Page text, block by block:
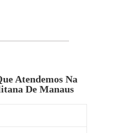
Atendemos Na
De Manaus